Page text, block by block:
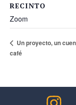
RECINTO
Zoom
Un proyecto, un
café